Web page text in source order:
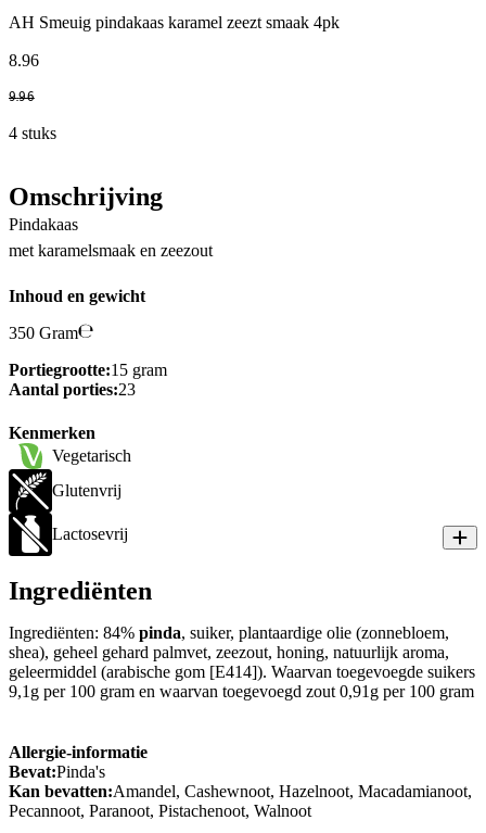
AH Smeuig pindakaas karamel zeezt smaak 4pk
8.96
9.96
4 stuks
Omschrijving
Pindakaas
met karamelsmaak en zeezout
Inhoud en gewicht
350 Gram
Portiegrootte:15 gram
Aantal porties:23
Kenmerken
Vegetarisch
Glutenvrij
Lactosevrij
Ingrediënten
Ingrediënten: 84% pinda, suiker, plantaardige olie (zonnebloem,
shea), geheel gehard palmvet, zeezout, honing, natuurlijk aroma,
geleermiddel (arabische gom [E414]). Waarvan toegevoegde suikers
9,1g per 100 gram en waarvan toegevoegd zout 0,91g per 100 gram
Allergie-informatie
Bevat:Pinda's
Kan bevatten:Amandel, Cashewnoot, Hazelnoot, Macadamianoot,
Pecannoot, Paranoot, Pistachenoot, Walnoot